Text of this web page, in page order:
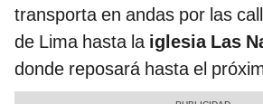
transporta en andas por las
de Lima hasta laiglesia Las
donde reposará hasta el